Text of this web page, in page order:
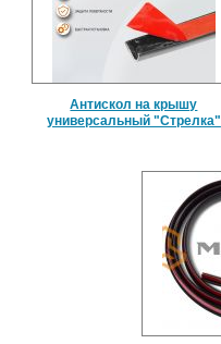
Антискол на крышу
универсальный "Стрелка"